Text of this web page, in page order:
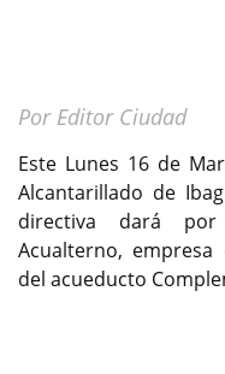
Por Editor Ciudad
Este Lunes 16 de
Alcantarillado de
directiva dará
Acualterno, empresa
del acueducto